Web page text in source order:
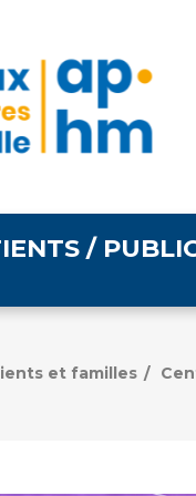
/
et familles /